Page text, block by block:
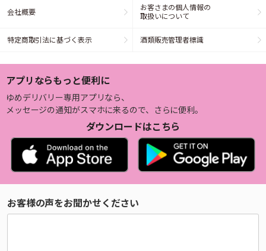
会社概要
お客さまの個人情報の
取扱いについて
特定商取引法に基づく表示 酒類販売管理者標識
アプリならもっと便利に
ゆめデリバリー専用アプリなら、
メッセージの通知がスマホに来るので、さらに便利。
ダウンロードはこちら
お客様の声をお聞かせください